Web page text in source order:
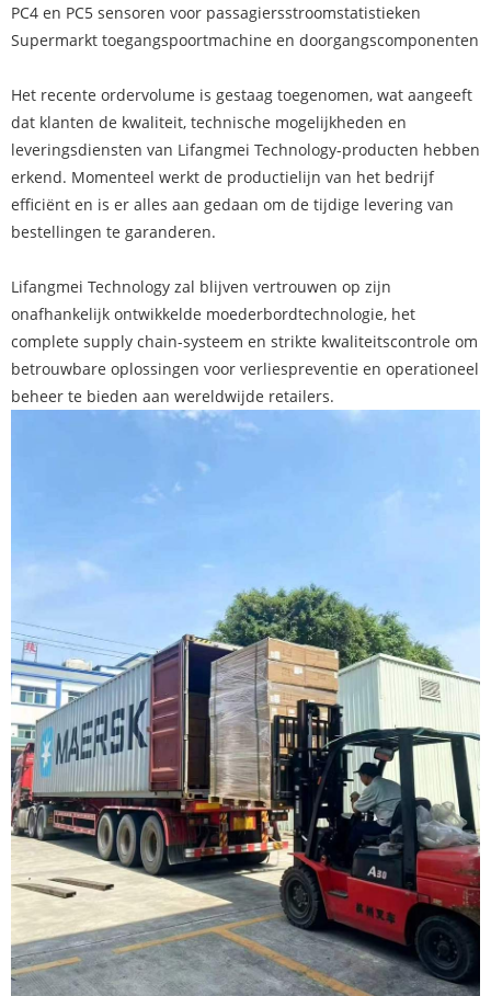
PC4 en PC5 sensoren voor passagiersstroomstatistieken
Supermarkt toegangspoortmachine en doorgangscomponenten
Het recente ordervolume is gestaag toegenomen, wat aangeeft
dat klanten de kwaliteit, technische mogelijkheden en
leveringsdiensten van Lifangmei Technology-producten hebben
erkend. Momenteel werkt de productielijn van het bedrijf
efficiënt en is er alles aan gedaan om de tijdige levering van
bestellingen te garanderen.
Lifangmei Technology zal blijven vertrouwen op zijn
onafhankelijk ontwikkelde moederbordtechnologie, het
complete supply chain-systeem en strikte kwaliteitscontrole om
betrouwbare oplossingen voor verliespreventie en operationeel
beheer te bieden aan wereldwijde retailers.